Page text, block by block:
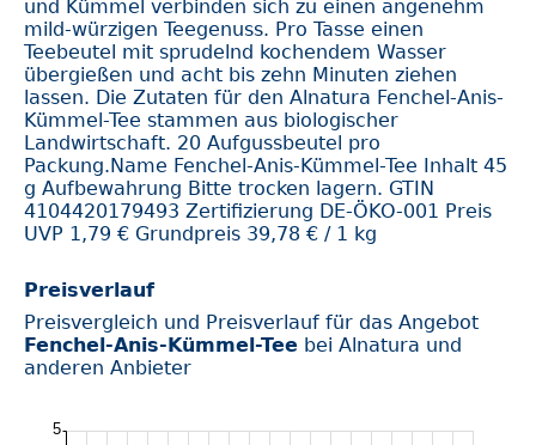
und Kümmel verbinden sich zu einen angenehm
mild-würzigen Teegenuss. Pro Tasse einen
Teebeutel mit sprudelnd kochendem Wasser
übergießen und acht bis zehn Minuten ziehen
lassen. Die Zutaten für den Alnatura Fenchel-Anis-
Kümmel-Tee stammen aus biologischer
Landwirtschaft. 20 Aufgussbeutel pro
Packung.Name Fenchel-Anis-Kümmel-Tee Inhalt 45
g Aufbewahrung Bitte trocken lagern. GTIN
4104420179493 Zertifizierung DE-ÖKO-001 Preis
UVP 1,79 € Grundpreis 39,78 € / 1 kg
Preisverlauf
Preisvergleich und Preisverlauf für das Angebot
Fenchel-Anis-Kümmel-Tee bei Alnatura und
anderen Anbieter